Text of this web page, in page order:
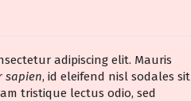
adipiscing elit. Mauris
sapien, id eleifend nisl sodales sit
tristique lectus odio, sed